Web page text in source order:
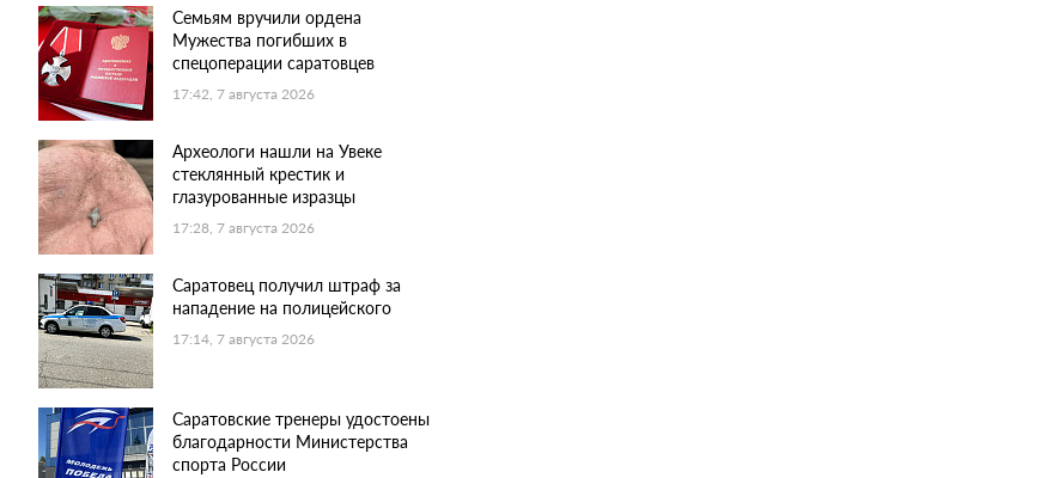
Семьям вручили ордена
Мужества погибших в
спецоперации саратовцев
17:42, 7 августа 2026
Археологи нашли на Увеке
стеклянный крестик и
глазурованные изразцы
17:28, 7 августа 2026
Саратовец получил штраф за
нападение на полицейского
17:14, 7 августа 2026
Саратовские тренеры удостоены
благодарности Министерства
спорта России